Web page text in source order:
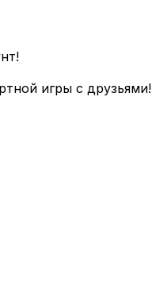
игры с друзьями!